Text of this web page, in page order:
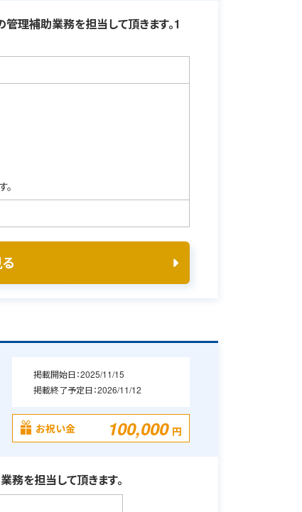
理補助業務を担当して頂きます。1
掲載開始日：2025/11/15
掲載終了予定日：2026/11/12
お祝い金 100,000 円
を担当して頂きます。